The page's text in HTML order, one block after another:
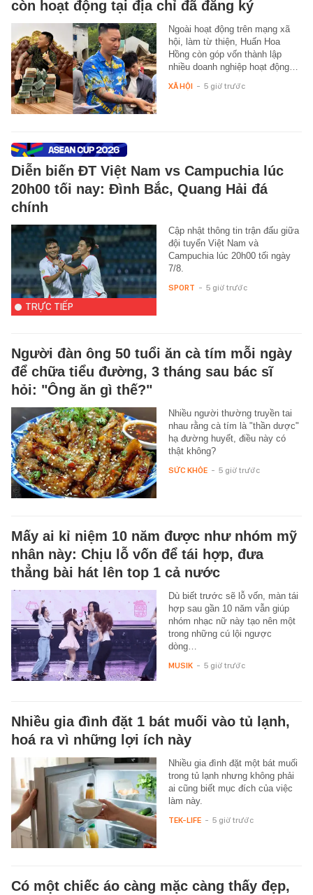
còn hoạt động tại địa chỉ đã đăng ký
Ngoài hoạt động trên mạng xã
hội, làm từ thiện, Huấn Hoa
Hồng còn góp vốn thành lập
nhiều doanh nghiệp hoạt động…
XÃ HỘI - 5 giờ trước
Diễn biến ĐT Việt Nam vs Campuchia lúc
20h00 tối nay: Đình Bắc, Quang Hải đá
chính
TRỰC TIẾP
Cập nhật thông tin trận đấu giữa
đội tuyển Việt Nam và
Campuchia lúc 20h00 tối ngày
7/8.
SPORT - 5 giờ trước
Người đàn ông 50 tuổi ăn cà tím mỗi ngày
để chữa tiểu đường, 3 tháng sau bác sĩ
hỏi: "Ông ăn gì thế?"
Nhiều người thường truyền tai
nhau rằng cà tím là "thần dược"
hạ đường huyết, điều này có
thật không?
SỨC KHỎE - 5 giờ trước
Mấy ai kỉ niệm 10 năm được như nhóm mỹ
nhân này: Chịu lỗ vốn để tái hợp, đưa
thẳng bài hát lên top 1 cả nước
Dù biết trước sẽ lỗ vốn, màn tái
hợp sau gần 10 năm vẫn giúp
nhóm nhạc nữ này tạo nên một
trong những cú lội ngược
dòng…
MUSIK - 5 giờ trước
Nhiều gia đình đặt 1 bát muối vào tủ lạnh,
hoá ra vì những lợi ích này
Nhiều gia đình đặt một bát muối
trong tủ lạnh nhưng không phải
ai cũng biết mục đích của việc
làm này.
TEK-LIFE - 5 giờ trước
Có một chiếc áo càng mặc càng thấy đẹp,